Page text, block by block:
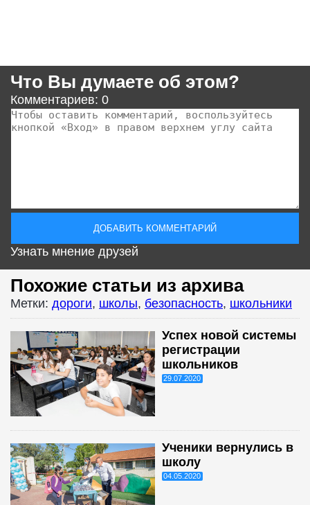
Что Вы думаете об этом?
Комментариев: 0
Узнать мнение друзей
Похожие статьи из архива
Метки: дороги, школы, безопасность, школьники
Успех новой системы
регистрации
школьников
29.07.2020
Ученики вернулись в
школу
04.05.2020